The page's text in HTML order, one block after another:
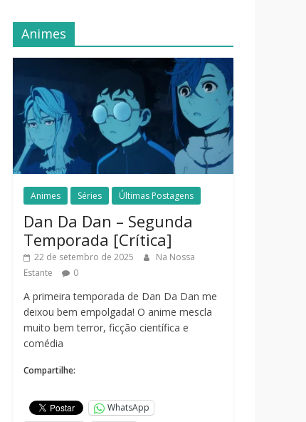
Animes
Animes Séries Últimas Postagens
Dan Da Dan – Segunda
Temporada [Crítica]
22 de setembro de 2025
Na Nossa
Estante
0
A primeira temporada de Dan Da Dan me
deixou bem empolgada! O anime mescla
muito bem terror, ficção científica e
comédia
Compartilhe:
WhatsApp